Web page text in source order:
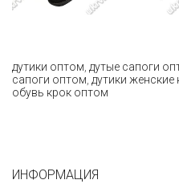
дутики оптом дутые сапоги
сапоги оптом дутики женские
обувь крок оптом
ИНФОРМАЦИЯ